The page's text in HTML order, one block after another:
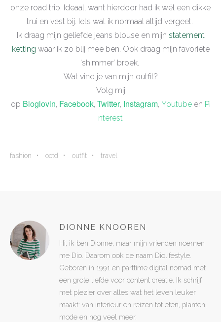
onze road trip. Ideaal, want hierdoor had ik wél een dikke
trui en vest bij. Iets wat ik normaal altijd vergeet.
Ik draag mijn geliefde jeans blouse en mijn statement
ketting waar ik zo blij mee ben. Ook draag mijn favoriete
‘shimmer’ broek.
Wat vind je van mijn outfit?
Volg mij
op Bloglovin, Facebook, Twitter, Instagram, Youtubeen Pi
nterest
fashion ootd outfit travel
DIONNE KNOOREN
Hi, ik ben Dionne, maar mijn vrienden noemen
me Dio. Daarom ook de naam Diolifestyle.
Geboren in 1991 en parttime digital nomad met
een grote liefde voor content creatie. Ik schrijf
met plezier over alles wat het leven leuker
maakt: van interieur en reizen tot eten, planten,
mode en nog veel meer.